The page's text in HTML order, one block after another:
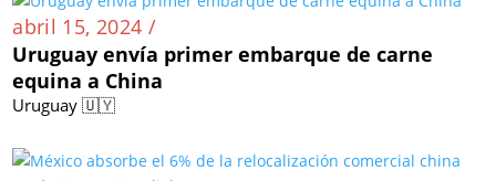
abril 15, 2024 /
Uruguay envía primer embarque de carne
equina a China
Uruguay 🇺🇾